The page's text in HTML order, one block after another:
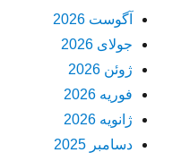
آگوست 2026
جولای 2026
ژوئن 2026
فوریه 2026
ژانویه 2026
دسامبر 2025